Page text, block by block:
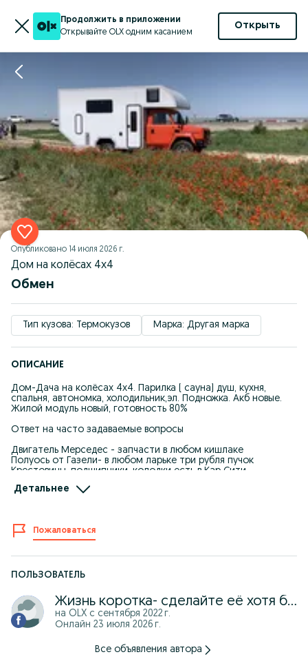
Продолжить в приложении
Открывайте OLX одним касанием
Открыть
Опубликовано 14 июля 2026 г.
Дом на колёсах 4х4
Обмен
Тип кузова: Термокузов Марка: Другая марка
ОПИСАНИЕ
Дом-Дача на колёсах 4х4. Парилка ( сауна) душ, кухня,
спальня, автономка, холодильник,эл. Подножка. Акб новые.
Жилой модуль новый, готовность 80%
Ответ на часто задаваемые вопросы
Двигатель Мерседес - запчасти в любом кишлаке
Полуось от Газели- в любом ларьке три рубля пучок
Крестовины, подшипники, колодки есть в Кар Сити
Желающие купить дом или квартиру за эти деньги . Просьба
Для тех , кто в танке
Купите за эти деньги квартиру и путешествуйте на ней.
колёсах для путешествий. Или нет, не так.
информацией ( дом купить можно,квартиру. Есть деньги,
покупайте. Звонить то зачем?)
Детальнее
Пожаловаться
ПОЛЬЗОВАТЕЛЬ
Жизнь коротка- сделайте её хотя бы уютнее
на OLX с сентября 2022 г.
Онлайн 23 июля 2026 г.
Все объявления автора